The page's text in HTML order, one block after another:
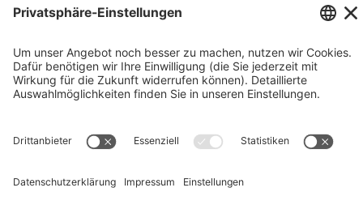
Impressum
Kontakt
Datenschutzhinweise
Nutzungsbedingungen